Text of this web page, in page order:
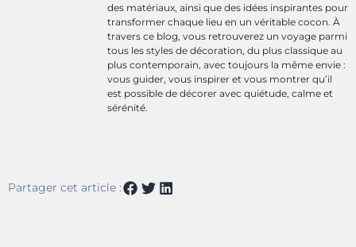
des matériaux, ainsi que des idées inspirantes pour
transformer chaque lieu en un véritable cocon. À
travers ce blog, vous retrouverez un voyage parmi
tous les styles de décoration, du plus classique au
plus contemporain, avec toujours la même envie :
vous guider, vous inspirer et vous montrer qu’il
est possible de décorer avec quiétude, calme et
sérénité.
Partager cet article :